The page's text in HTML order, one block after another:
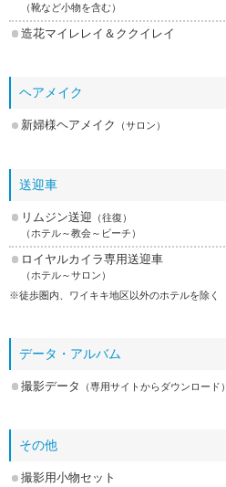
（靴など小物を含む）
造花マイレレイ＆ククイレイ
ヘアメイク
新婦様ヘアメイク （サロン）
送迎車
リムジン送迎 （往復）
（ホテル～教会～ビーチ）
ロイヤルカイラ専用送迎車
（ホテル～サロン）
※徒歩圏内、ワイキキ地区以外のホテルを除く
データ・アルバム
撮影データ （専用サイトからダウンロード）
その他
撮影用小物セット